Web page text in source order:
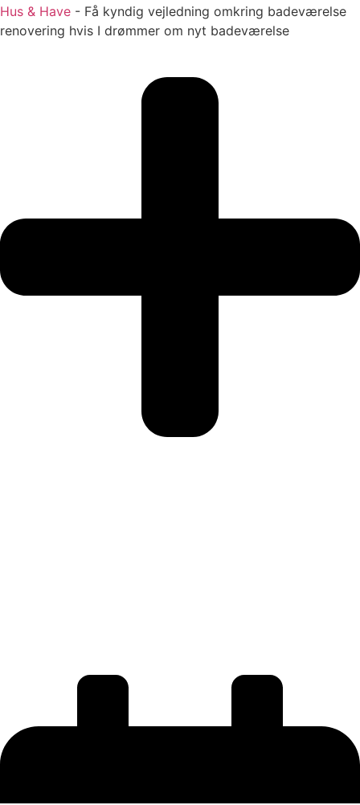
Hus & Have - Få kyndig vejledning omkring badeværelse
renovering hvis I drømmer om nyt badeværelse